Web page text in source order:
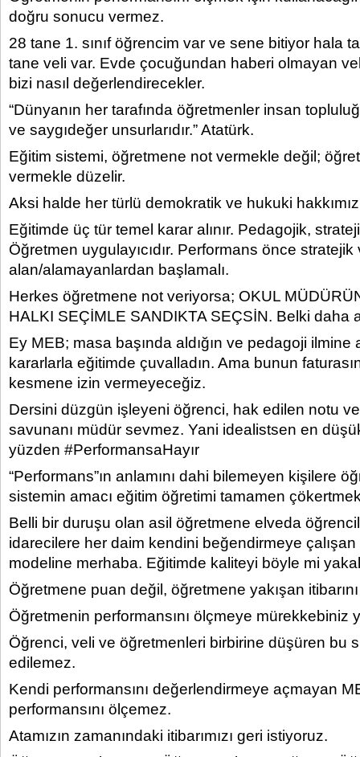
doğru sonucu vermez.
28 tane 1. sınıf öğrencim var ve sene bitiyor hala
tane veli var. Evde çocuğundan haberi olmayan
bizi nasıl değerlendirecekler.
“Dünyanın her tarafında öğretmenler insan
ve saygıdeğer unsurlarıdır.” Atatürk.
Eğitim sistemi, öğretmene not vermekle değil;
vermekle düzelir.
Aksi halde her türlü demokratik ve hukuki
Eğitimde üç tür temel karar alınır. Pedagojik,
Öğretmen uygulayıcıdır. Performans önce
alan/alamayanlardan başlamalı.
Herkes öğretmene not veriyorsa; OKUL
HALKI SEÇİMLE SANDIKTA SEÇSİN. Belki daha
Ey MEB; masa başında aldığın ve pedagoji ilmine
kararlarla eğitimde çuvalladın. Ama bunun
kesmene izin vermeyeceğiz.
Dersini düzgün işleyeni öğrenci, hak edilen notu
savunanı müdür sevmez. Yani idealistsen en
yüzden #PerformansaHayır
“Performans”ın anlamını dahi bilemeyen kişilere
sistemin amacı eğitim öğretimi tamamen
Belli bir duruşu olan asil öğretmene elveda
idarecilere her daim kendini beğendirmeye
modeline merhaba. Eğitimde kaliteyi böyle mi
Öğretmene puan değil, öğretmene yakışan
Öğretmenin performansını ölçmeye mürekkebiniz
Öğrenci, veli ve öğretmenleri birbirine düşüren bu
edilemez.
Kendi performansını değerlendirmeye açmayan
performansını ölçemez.
Atamızın zamanındaki itibarımızı geri istiyoruz.